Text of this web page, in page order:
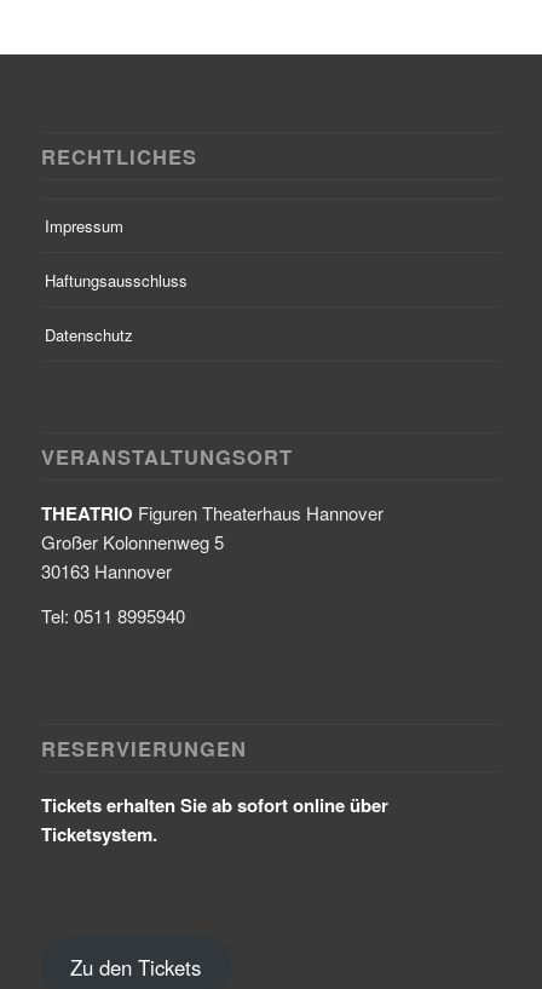
RECHTLICHES
Impressum
Haftungsausschluss
Datenschutz
VERANSTALTUNGSORT
THEATRIO Figuren Theaterhaus Hannover
Großer Kolonnenweg 5
30163 Hannover
Tel: 0511 8995940
RESERVIERUNGEN
Tickets erhalten Sie ab sofort online über
Ticketsystem.
Zu den Tickets